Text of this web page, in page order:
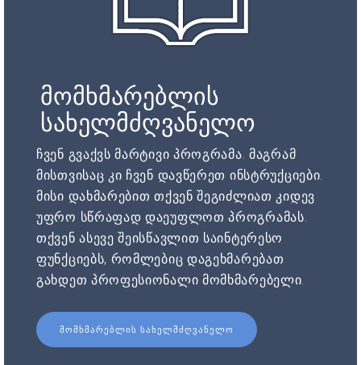
მომხმარებლის
სახელმძღვანელო
ჩვენ გვაქვს მარტივი პროგრამა. მაგრამ
მისთვისაც კი ჩვენ დავწერეთ ინსტრუქციები.
მისი დახმარებით თქვენ შეგიძლიათ კიდევ
უფრო სწრაფად დაეუფლოთ პროგრამას.
თქვენ ასევე შეისწავლით საინტერესო
ფუნქციებს, რომლებიც დაგეხმარებათ
გახდეთ პროფესიონალი მომხმარებელი.
ᲛᲝᲛᲮᲛᲐᲠᲔᲑᲚᲘᲡ ᲡᲐᲮᲔᲚᲛᲫᲦᲕᲐᲜᲔᲚᲝ